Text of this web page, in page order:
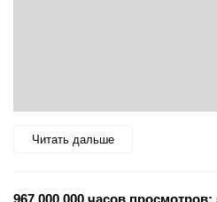
Читать дальше